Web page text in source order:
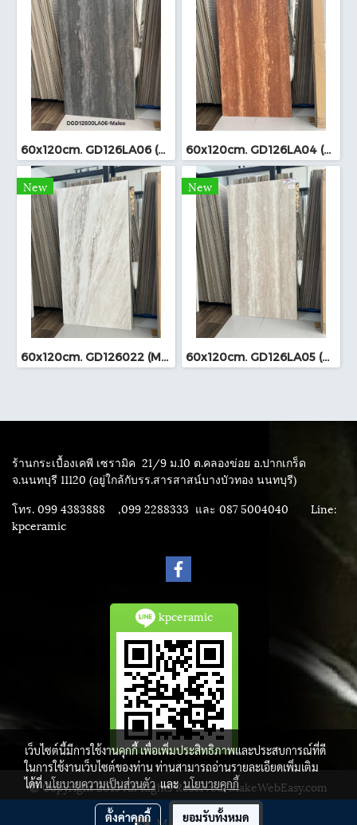
60x120cm. GD126LA06 (MO) 60x120cm. GD126LA04 (MO)
New
60x120cm. GD126022 (MO)
New
60x120cm. GD126LA05 (MO)
ร้านกระเบื้องเคพี เซรามิค 21/9 ม.10 ต.คลองข่อย อ.ปากเกร็ด
จ.นนทบุรี 11120 (อยู่ใกล้กับรร.สารสาสน์บางบัวทอง นนทบุรี)
โทร. 099 4383888 ,099 2288333 และ 087 5004040 Line:
kpceramic
kpceramic
© Copyright 2015 All Rights Reserved. MakeWebEasy.com
ผู้เข้าชมทั้งหมด3,782,664
เว็บไซต์นี้มีการใช้งานคุกกี้ เพื่อเพิ่มประสิทธิภาพและประสบการณ์ที่ดี
ในการใช้งานเว็บไซต์ของท่าน ท่านสามารถอ่านรายละเอียดเพิ่มเติม
ได้ที่นโยบายความเป็นส่วนตัวและนโยบายคุกกี้
ตั้งค่าคุกกี้ ยอมรับทั้งหมด